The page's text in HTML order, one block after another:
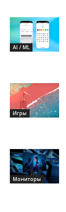
AI / ML
Игры
Мониторы